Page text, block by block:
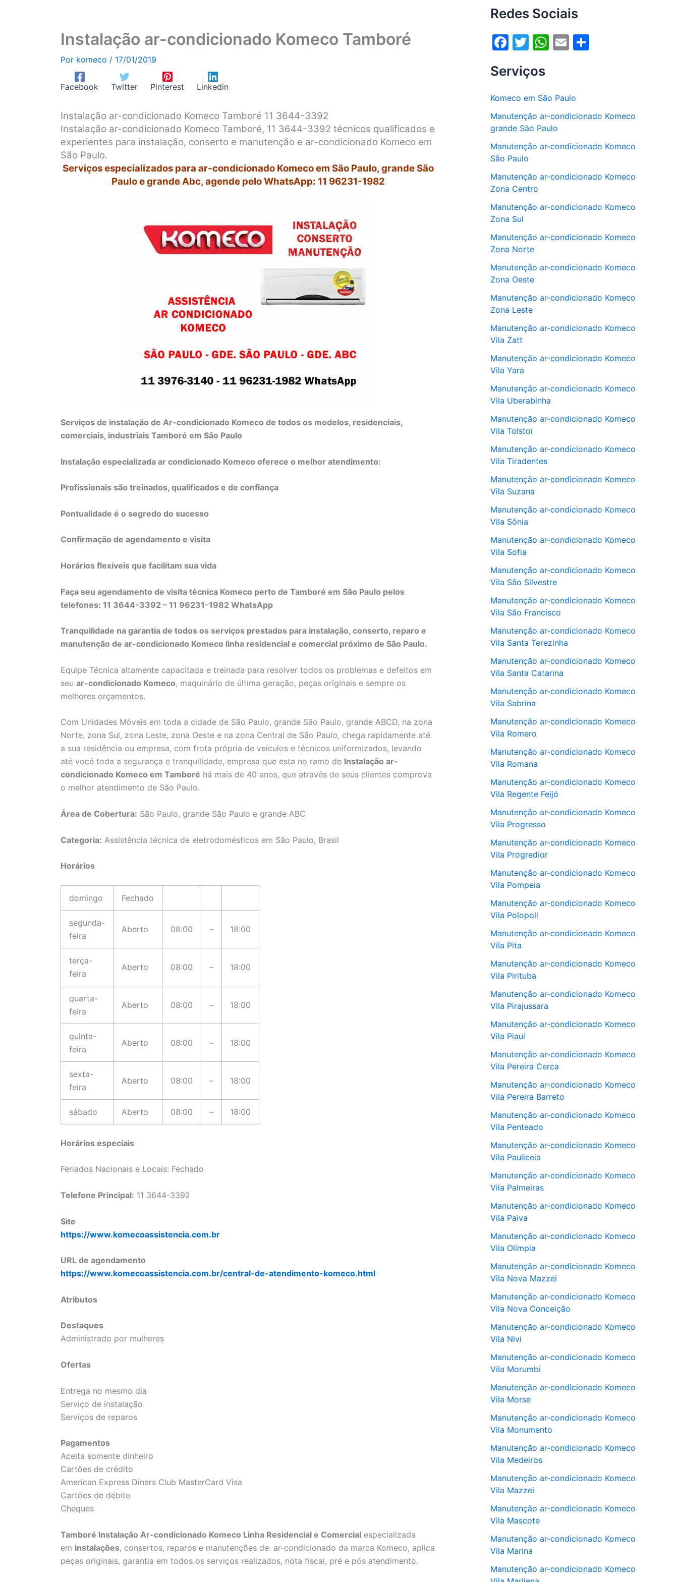
Instalação ar-condicionado Komeco Tamboré
Por komeco / 17/01/2019
Facebook Twitter Pinterest Linkedin
Instalação ar-condicionado Komeco Tamboré 11 3644-3392
Instalação ar-condicionado Komeco Tamboré, 11 3644-3392 técnicos qualificados e
experientes para instalação, conserto e manutenção e ar-condicionado Komeco em
São Paulo.
Serviços especializados para ar-condicionado Komeco em São Paulo, grande São
Paulo e grande Abc, agende pelo WhatsApp: 11 96231-1982
Serviços de instalação de Ar-condicionado Komeco de todos os modelos, residenciais,
comerciais, industriais Tamboré em São Paulo
Instalação especializada ar condicionado Komeco oferece o melhor atendimento:
Profissionais são treinados, qualificados e de confiança
Pontualidade é o segredo do sucesso
Confirmação de agendamento e visita
Horários flexíveis que facilitam sua vida
Faça seu agendamento de visita técnica Komeco perto de Tamboré em São Paulo pelos
telefones: 11 3644-3392 – 11 96231-1982 WhatsApp
Tranquilidade na garantia de todos os serviços prestados para instalação, conserto, reparo e
manutenção de ar-condicionado Komeco linha residencial e comercial próximo de São Paulo.
Equipe Técnica altamente capacitada e treinada para resolver todos os problemas e defeitos em
seu ar-condicionado Komeco, maquinário de última geração, peças originais e sempre os
melhores orçamentos.
Com Unidades Móveis em toda a cidade de São Paulo, grande São Paulo, grande ABCD, na zona
Norte, zona Sul, zona Leste, zona Oeste e na zona Central de São Paulo, chega rapidamente até
a sua residência ou empresa, com frota própria de veículos e técnicos uniformizados, levando
até você toda a segurança e tranquilidade, empresa que esta no ramo de Instalação ar-
condicionado Komeco em Tamboré há mais de 40 anos, que através de seus clientes comprova
o melhor atendimento de São Paulo.
Área de Cobertura: São Paulo, grande São Paulo e grande ABC
Categoria: Assistência técnica de eletrodomésticos em São Paulo, Brasil
Horários
domingo Fechado
segunda-
feira
Aberto 08:00 – 18:00
terça-
feira
Aberto 08:00 – 18:00
quarta-
feira
Aberto 08:00 – 18:00
quinta-
feira
Aberto 08:00 – 18:00
sexta-
feira
Aberto 08:00 – 18:00
sábado Aberto 08:00 – 18:00
Horários especiais
Feriados Nacionais e Locais: Fechado
Telefone Principal: 11 3644-3392
Site
https://www.komecoassistencia.com.br
URL de agendamento
https://www.komecoassistencia.com.br/central-de-atendimento-komeco.html
Atributos
Destaques
Administrado por mulheres
Ofertas
Entrega no mesmo dia
Serviço de instalação
Serviços de reparos
Pagamentos
Aceita somente dinheiro
Cartões de crédito
American Express Diners Club MasterCard Visa
Cartões de débito
Cheques
Tamboré Instalação Ar-condicionado Komeco Linha Residencial e Comercial especializada
em instalações, consertos, reparos e manutenções de: ar-condicionado da marca Komeco, aplica
peças originais, garantia em todos os serviços realizados, nota fiscal, pré e pós atendimento.
Redes Sociais
F
c
b
o
o
k
T
itt
er
W
s
A
p
E
l
Serviços
Komeco em São Paulo
Manutenção ar-condicionado Komeco
grande São Paulo
Manutenção ar-condicionado Komeco
São Paulo
Manutenção ar-condicionado Komeco
Zona Centro
Manutenção ar-condicionado Komeco
Zona Sul
Manutenção ar-condicionado Komeco
Zona Norte
Manutenção ar-condicionado Komeco
Zona Oeste
Manutenção ar-condicionado Komeco
Zona Leste
Manutenção ar-condicionado Komeco
Vila Zatt
Manutenção ar-condicionado Komeco
Vila Yara
Manutenção ar-condicionado Komeco
Vila Uberabinha
Manutenção ar-condicionado Komeco
Vila Tolstoi
Manutenção ar-condicionado Komeco
Vila Tiradentes
Manutenção ar-condicionado Komeco
Vila Suzana
Manutenção ar-condicionado Komeco
Vila Sônia
Manutenção ar-condicionado Komeco
Vila Sofia
Manutenção ar-condicionado Komeco
Vila São Silvestre
Manutenção ar-condicionado Komeco
Vila São Francisco
Manutenção ar-condicionado Komeco
Vila Santa Terezinha
Manutenção ar-condicionado Komeco
Vila Santa Catarina
Manutenção ar-condicionado Komeco
Vila Sabrina
Manutenção ar-condicionado Komeco
Vila Romero
Manutenção ar-condicionado Komeco
Vila Romana
Manutenção ar-condicionado Komeco
Vila Regente Feijó
Manutenção ar-condicionado Komeco
Vila Progresso
Manutenção ar-condicionado Komeco
Vila Progredior
Manutenção ar-condicionado Komeco
Vila Pompeia
Manutenção ar-condicionado Komeco
Vila Polopoli
Manutenção ar-condicionado Komeco
Vila Pita
Manutenção ar-condicionado Komeco
Vila Pirituba
Manutenção ar-condicionado Komeco
Vila Pirajussara
Manutenção ar-condicionado Komeco
Vila Piauí
Manutenção ar-condicionado Komeco
Vila Pereira Cerca
Manutenção ar-condicionado Komeco
Vila Pereira Barreto
Manutenção ar-condicionado Komeco
Vila Penteado
Manutenção ar-condicionado Komeco
Vila Pauliceia
Manutenção ar-condicionado Komeco
Vila Palmeiras
Manutenção ar-condicionado Komeco
Vila Paiva
Manutenção ar-condicionado Komeco
Vila Olímpia
Manutenção ar-condicionado Komeco
Vila Nova Mazzei
Manutenção ar-condicionado Komeco
Vila Nova Conceição
Manutenção ar-condicionado Komeco
Vila Nivi
Manutenção ar-condicionado Komeco
Vila Morumbi
Manutenção ar-condicionado Komeco
Vila Morse
Manutenção ar-condicionado Komeco
Vila Monumento
Manutenção ar-condicionado Komeco
Vila Medeiros
Manutenção ar-condicionado Komeco
Vila Mazzei
Manutenção ar-condicionado Komeco
Vila Mascote
Manutenção ar-condicionado Komeco
Vila Marina
Manutenção ar-condicionado Komeco